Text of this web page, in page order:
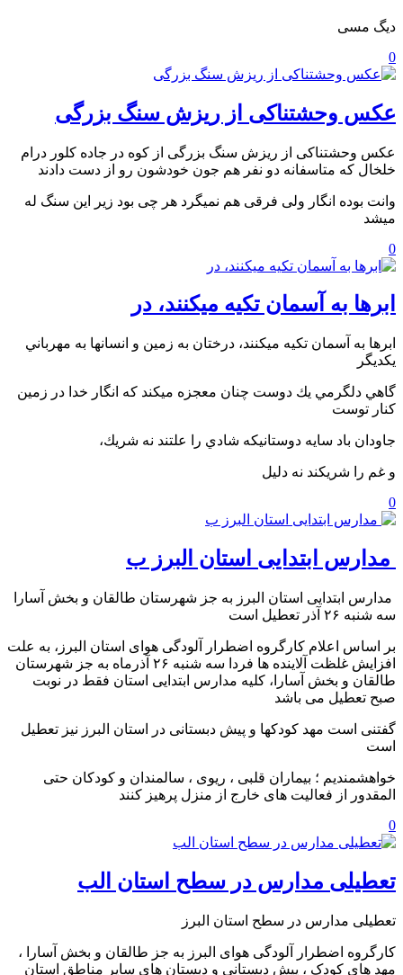
دیگ مسی
0
عکس وحشتناکی از ریزش سنگ بزرگی
عکس وحشتناکی از ریزش سنگ بزرگی از کوه در جاده کلور درام
خلخال که متاسفانه دو نفر هم جون خودشون رو از دست دادند
وانت بوده انگار ولی فرقی هم نمیگرد هر چی بود زیر این سنگ له
میشد
0
ابرها به آسمان تكيه ميكنند، در
ابرها به آسمان تكيه ميكنند، درختان به زمين و انسانها به مهرباني
يكديگر
گاهي دلگرمي يك دوست چنان معجزه ميكند كه انگار خدا در زمين
كنار توست
جاودان باد سايه دوستانيكه شادي را علتند نه شريك،
و غم را شريكند نه دليل
0
️ مدارس ابتدایی استان البرز ب
️ مدارس ابتدایی استان البرز به جز شهرستان طالقان و بخش آسارا
سه شنبه ۲۶ آذر تعطیل است
بر اساس اعلام کارگروه اضطرار آلودگی هوای استان البرز، به علت
افزایش غلظت آلاینده ها فردا سه شنبه ۲۶ آذرماه به جز شهرستان
طالقان و بخش آسارا، کلیه مدارس ابتدایی استان فقط در نوبت
صبح تعطیل می باشد
گفتنی است مهد کودکها و پیش دبستانی در استان البرز نیز تعطیل
است
خواهشمندیم ؛ بیماران قلبی ، ریوی ، سالمندان و کودکان حتی
المقدور از فعالیت های خارج از منزل پرهیز کنند
0
تعطیلی مدارس در سطح استان الب
تعطیلی مدارس در سطح استان البرز
کارگروه اضطرار آلودگی هوای البرز به جز طالقان و بخش آسارا ،
مهد های کودک ، پیش دبستانی و دبستان های سایر مناطق استان